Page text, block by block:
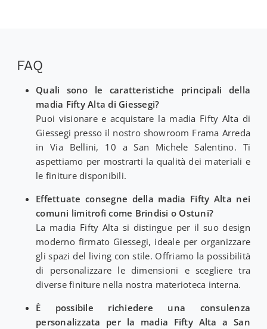
FAQ
Quali sono le caratteristiche principali della
madia Fifty Alta di Giessegi?
Puoi visionare e acquistare la madia Fifty Alta di
Giessegi presso il nostro showroom Frama Arreda
in Via Bellini, 10 a San Michele Salentino. Ti
aspettiamo per mostrarti la qualità dei materiali e
le finiture disponibili.
Effettuate consegne della madia Fifty Alta nei
comuni limitrofi come Brindisi o Ostuni?
La madia Fifty Alta si distingue per il suo design
moderno firmato Giessegi, ideale per organizzare
gli spazi del living con stile. Offriamo la possibilità
di personalizzare le dimensioni e scegliere tra
diverse finiture nella nostra materioteca interna.
È possibile richiedere una consulenza
personalizzata per la madia Fifty Alta a San